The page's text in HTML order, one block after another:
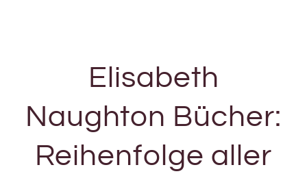
Elisabeth
Naughton Bücher:
Reihenfolge aller